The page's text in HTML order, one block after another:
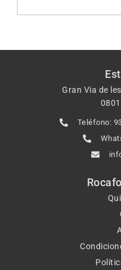
Gran Via de
Teléfono: